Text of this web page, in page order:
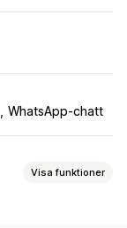
WhatsApp-chatt
Visa funktioner